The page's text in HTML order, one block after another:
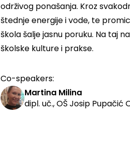
održivog ponašanja. Kroz
štednje energije i vode, te
škola šalje jasnu poruku. Na taj
školske kulture i prakse.
Co-speakers:
Martina Milina
dipl. uč., OŠ Josip Pupačić